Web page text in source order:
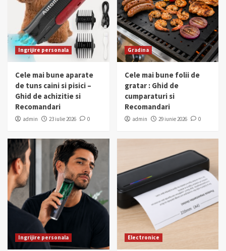
Ingrijire personala
Cele mai bune aparate
de tuns caini si pisici –
Ghid de achizitie si
Recomandari
admin 23 iulie 2026 0
Gradina
Cele mai bune folii de
gratar : Ghid de
cumparaturi si
Recomandari
admin 29 iunie 2026 0
Ingrijire personala Electronice